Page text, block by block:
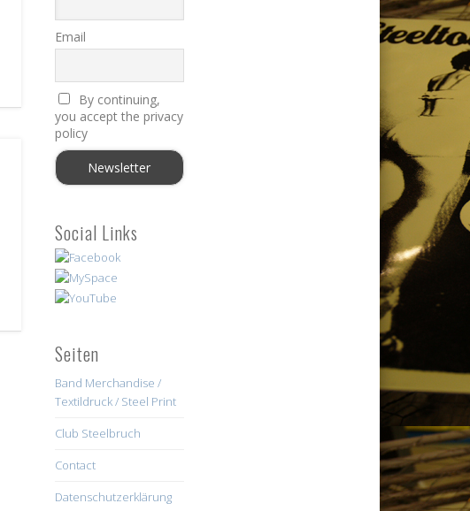
Email
By continuing,
you accept the privacy
policy
Social Links
Seiten
Band Merchandise /
Textildruck / Steel Print
Club Steelbruch
Contact
Datenschutzerklärung